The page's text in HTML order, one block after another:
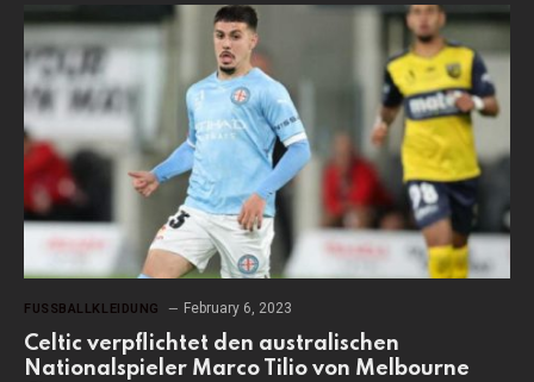
FUSSBALLKLEIDUNG February 6, 2023
Celtic verpflichtet den australischen
Nationalspieler Marco Tilio von Melbourne